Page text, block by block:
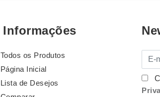
Informações
Todos os Produtos
Página Inicial
Lista de Desejos
E-